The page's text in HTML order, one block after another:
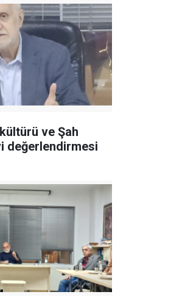
ve Şah
değerlendirmesi